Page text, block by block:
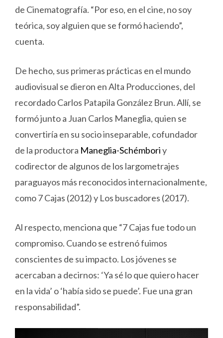
de Cinematografía. “Por eso, en el cine, no soy
teórica, soy alguien que se formó haciendo”,
cuenta.
De hecho, sus primeras prácticas en el mundo
audiovisual se dieron en Alta Producciones, del
recordado Carlos Patapila González Brun. Allí, se
formó junto a Juan Carlos Maneglia, quien se
convertiría en su socio inseparable, cofundador
de la productora Maneglia-Schémboriy
codirector de algunos de los largometrajes
paraguayos más reconocidos internacionalmente,
como 7 Cajas (2012) y Los buscadores (2017).
Al respecto, menciona que “7 Cajas fue todo un
compromiso. Cuando se estrenó fuimos
conscientes de su impacto. Los jóvenes se
acercaban a decirnos: ‘Ya sé lo que quiero hacer
en la vida’ o ‘había sido se puede’. Fue una gran
responsabilidad”.